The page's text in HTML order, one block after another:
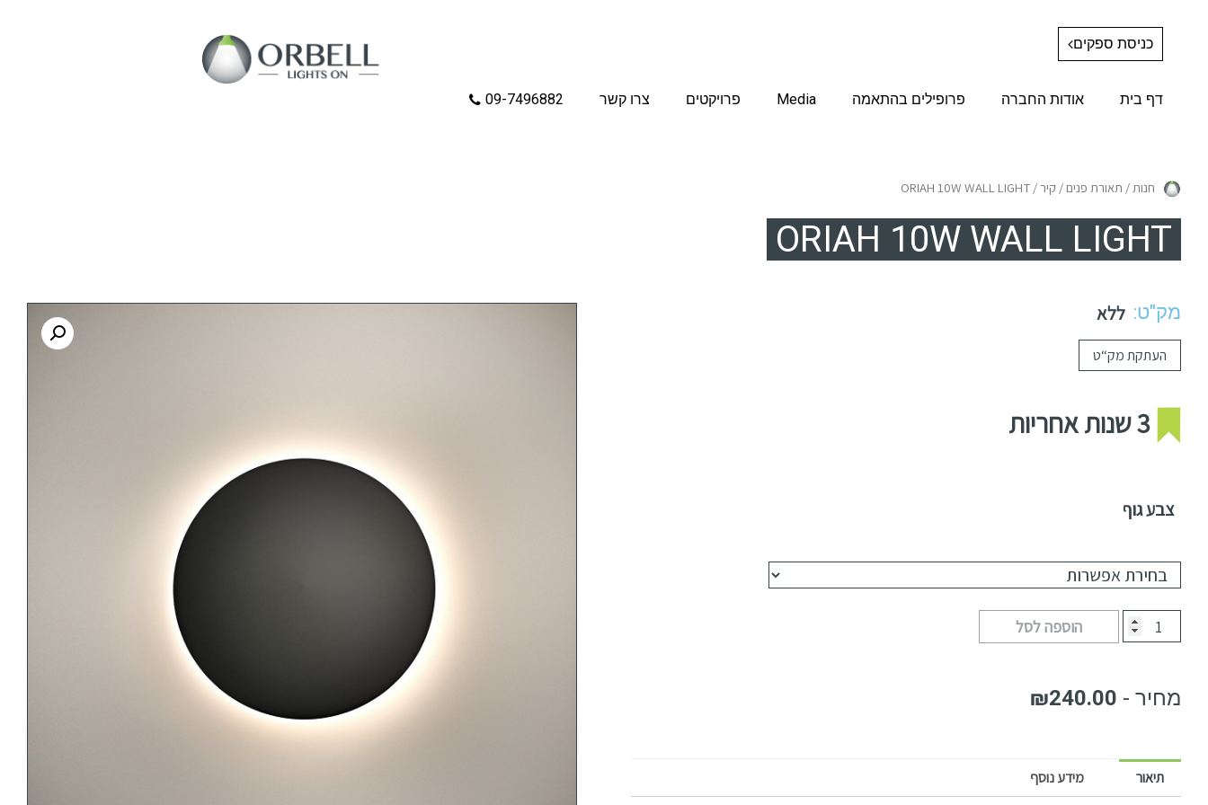
כניסת ספקים
דף בית אודות החברה פרופילים בהתאמה Media פרויקטים צרו קשר 09-7496882
חנות/ תאורת פנים /קיר/ ORIAH 10W WALL LIGHT
ORIAH 10W WALL LIGHT
מק"ט: ללא
העתקת מק“ט
3 שנות אחריות
צבע גוף
הוספה לסל
₪240.00
תיאור מידע נוסף